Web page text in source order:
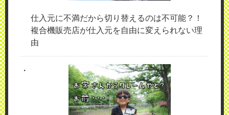
仕入元に不満だから切り替えるのは不可能？！
複合機販売店が仕入元を自由に変えられない理
由